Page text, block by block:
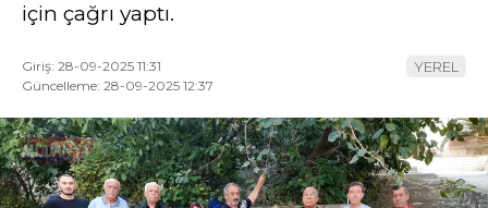
için çağrı yaptı.
Giriş: 28-09-2025 11:31
Güncelleme: 28-09-2025 12:37
YEREL